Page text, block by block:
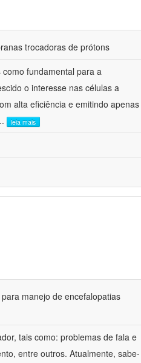
trocadoras de prótons
fundamental para a
o interesse nas células a
alta eficiência e emitindo apenas
leia mais
manejo de encefalopatias
tais como: problemas de fala e
entre outros. Atualmente, sabe-